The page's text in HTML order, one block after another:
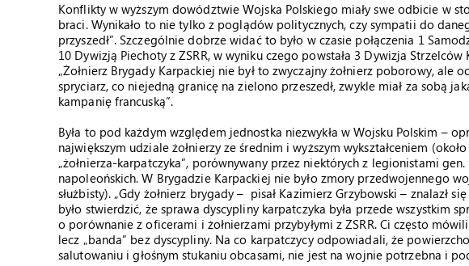
Konflikty w wyższym dowództwie Wojska Polskiego miały swe odbicie w
braci. Wynikało to nie tylko z poglądów politycznych, czy sympatii do
przyszedł”. Szczególnie dobrze widać to było w czasie połączenia 1
10 Dywizją Piechoty z ZSRR, w wyniku czego powstała 3 Dywizja Strzelców
„Żołnierz Brygady Karpackiej nie był to zwyczajny żołnierz poborowy, ale
spryciarz, co niejedną granicę na zielono przeszedł, zwykle miał za sobą
kampanię francuską”.
Była to pod każdym względem jednostka niezwykła w Wojsku Polskim –
największym udziale żołnierzy ze średnim i wyższym wykształceniem
„żołnierza-karpatczyka”, porównywany przez niektórych z legionistami
napoleońskich. W Brygadzie Karpackiej nie było zmory przedwojennego
służbisty). „Gdy żołnierz brygady – pisał Kazimierz Grzybowski – znalazł
było stwierdzić, że sprawa dyscypliny karpatczyka była przede wszystkim
o porównanie z oficerami i żołnierzami przybyłymi z ZSRR. Ci często
lecz „banda” bez dyscypliny. Na co karpatczycy odpowiadali, że
salutowaniu i głośnym stukaniu obcasami, nie jest na wojnie potrzebna i